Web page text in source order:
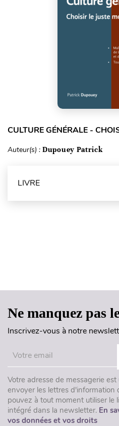
CULTURE GÉNÉRALE -
Auteur(s) : Dupouey Patrick
LIVRE
Ne manquez pas
Inscrivez-vous à notre
Votre adresse de messagerie
envoyer les lettres d'information
pouvez à tout moment utiliser le
intégré dans la newsletter. En
vos données et vos droits